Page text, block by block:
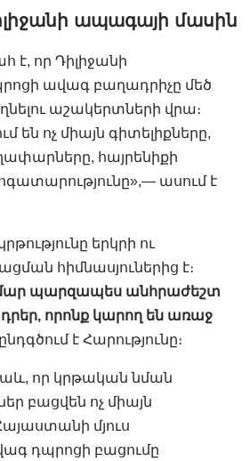
ապագայի մասին
է, որ Դիլիջանի
ավագ բաղադրիչը մեծ
աշակերտների վրա։
են ոչ միայն գիտելիքները,
հայրենիքի
ասում է
երկրի ու
հիմնասյուներից է։
պարզապես անհրաժեշտ
որոնք կարող են առաջ
է Հարությունը։
որ կրթական նման
բացվեն ոչ միայն
մյուս
դպրոցի բացումը